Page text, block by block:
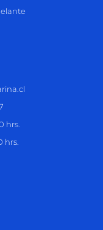
hrs.
hrs.